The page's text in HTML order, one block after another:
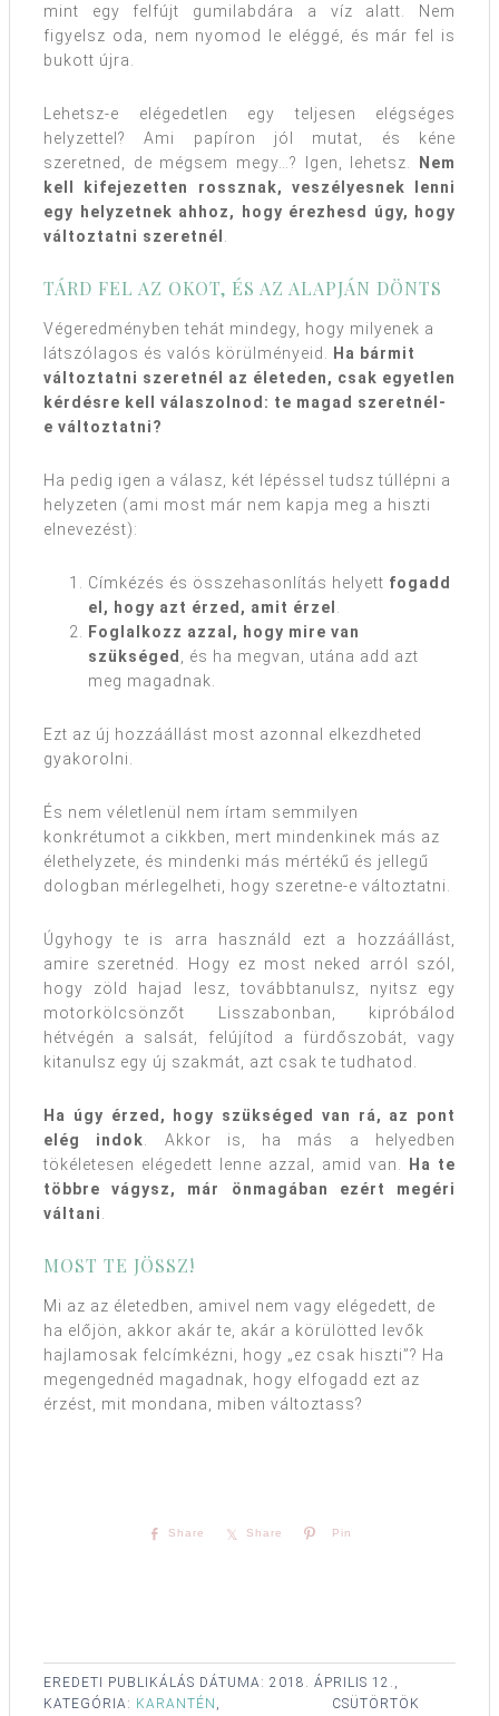
mint egy felfújt gumilabdára a víz alatt. Nem
figyelsz oda, nem nyomod le eléggé, és már fel is
bukott újra.
Lehetsz-e elégedetlen egy teljesen elégséges
helyzettel? Ami papíron jól mutat, és kéne
szeretned, de mégsem megy…? Igen, lehetsz.
Nem
kell kifejezetten rossznak, veszélyesnek lenni
egy helyzetnek ahhoz, hogy érezhesd úgy, hogy
változtatni szeretnél .
TÁRD FEL AZ OKOT, ÉS AZ ALAPJÁN DÖNTS
Végeredményben tehát mindegy, hogy milyenek a
látszólagos és valós körülményeid. Ha bármit
változtatni szeretnél az életeden, csak egyetlen
kérdésre kell válaszolnod: te magad szeretnél-
e változtatni?
Ha pedig igen a válasz, két lépéssel tudsz túllépni a
helyzeten (ami most már nem kapja meg a hiszti
elnevezést):
Címkézés és összehasonlítás helyett fogadd
el, hogy azt érzed, amit érzel .
Foglalkozz azzal, hogy mire van
szükséged , és ha megvan, utána add azt
meg magadnak.
Ezt az új hozzáállást most azonnal elkezdheted
gyakorolni.
És nem véletlenül nem írtam semmilyen
konkrétumot a cikkben, mert mindenkinek más az
élethelyzete, és mindenki más mértékű és jellegű
dologban mérlegelheti, hogy szeretne-e változtatni.
Úgyhogy te is arra használd ezt a hozzáállást,
amire szeretnéd. Hogy ez most neked arról szól,
hogy zöld hajad lesz, továbbtanulsz, nyitsz egy
motorkölcsönzőt Lisszabonban, kipróbálod
hétvégén a salsát, felújítod a fürdőszobát, vagy
kitanulsz egy új szakmát, azt csak te tudhatod.
Ha úgy érzed, hogy szükséged van rá, az pont
elég indok. Akkor is, ha más a helyedben
tökéletesen elégedett lenne azzal, amid van.
Ha te
többre vágysz, már önmagában ezért megéri
váltani.
MOST TE JÖSSZ!
Mi az az életedben, amivel nem vagy elégedett, de
ha előjön, akkor akár te, akár a körülötted levők
hajlamosak felcímkézni, hogy „ez csak hiszti”? Ha
megengednéd magadnak, hogy elfogadd ezt az
érzést, mit mondana, miben változtass?
Share Share Pin
EREDETI PUBLIKÁLÁS DÁTUMA: 2018. ÁPRILIS 12.,
CSÜTÖRTÖK
KATEGÓRIA: KARANTÉN ,